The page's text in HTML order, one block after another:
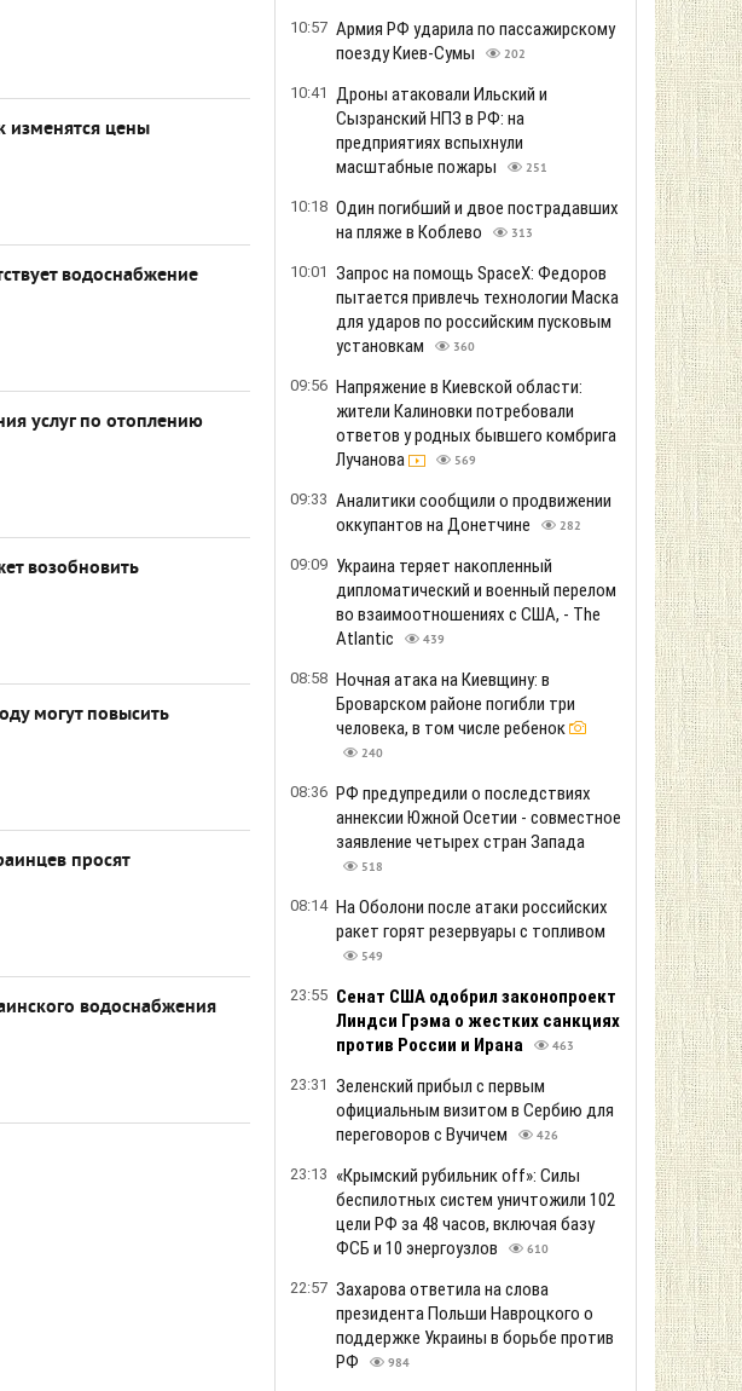
изменятся цены
водоснабжение
услуг по отоплению
возобновить
могут повысить
просят
водоснабжения
10:57 Армия РФ ударила по пассажирскому
поезду Киев-Сумы
202
10:41 Дроны атаковали Ильский и
Сызранский НПЗ в РФ: на
предприятиях вспыхнули
масштабные пожары
251
10:18 Один погибший и двое пострадавших
на пляже в Коблево
313
10:01 Запрос на помощь SpaceX: Федоров
пытается привлечь технологии Маска
для ударов по российским пусковым
установкам
360
09:56 Напряжение в Киевской области:
жители Калиновки потребовали
ответов у родных бывшего комбрига
Лучанова
569
09:33 Аналитики сообщили о продвижении
оккупантов на Донетчине
282
09:09 Украина теряет накопленный
дипломатический и военный перелом
во взаимоотношениях с США, - The
Atlantic
439
08:58 Ночная атака на Киевщину: в
Броварском районе погибли три
человека, в том числе ребенок
240
08:36 РФ предупредили о последствиях
аннексии Южной Осетии - совместное
заявление четырех стран Запада
518
08:14 На Оболони после атаки российских
ракет горят резервуары с топливом
549
23:55 Сенат США одобрил законопроект
Линдси Грэма о жестких санкциях
против России и Ирана
463
23:31 Зеленский прибыл с первым
официальным визитом в Сербию для
переговоров с Вучичем
426
23:13 «Крымский рубильник off»: Силы
беспилотных систем уничтожили 102
цели РФ за 48 часов, включая базу
ФСБ и 10 энергоузлов
610
22:57 Захарова ответила на слова
президента Польши Навроцкого о
поддержке Украины в борьбе против
РФ
984